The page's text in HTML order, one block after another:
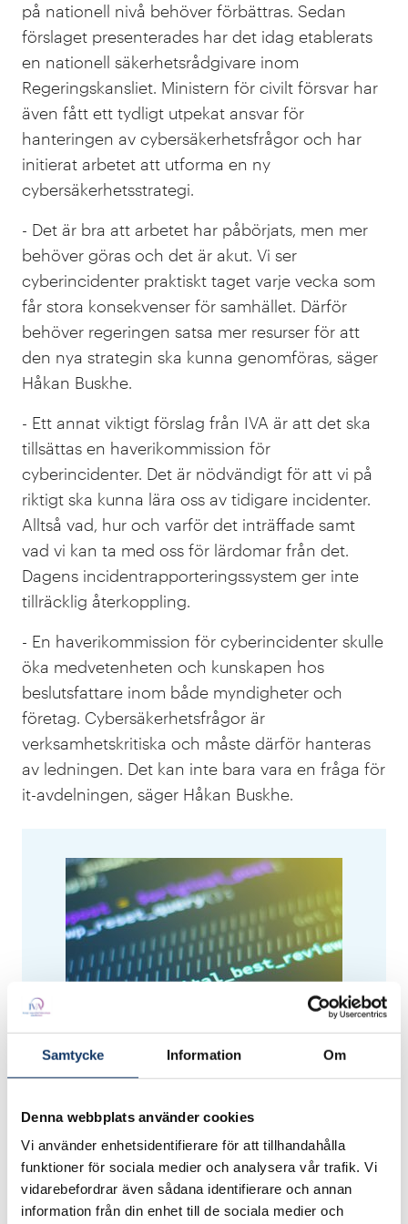
Samtycke Information Om
Denna webbplats använder cookies
Vi använder enhetsidentifierare för att tillhandahålla
funktioner för sociala medier och analysera vår trafik. Vi
vidarebefordrar även sådana identifierare och annan
information från din enhet till de sociala medier och
på nationell nivå behöver förbättras. Sedan
förslaget presenterades har det idag etablerats
en nationell säkerhetsrådgivare inom
Regeringskansliet. Ministern för civilt försvar har
även fått ett tydligt utpekat ansvar för
hanteringen av cybersäkerhetsfrågor och har
initierat arbetet att utforma en ny
cybersäkerhetsstrategi.
- Det är bra att arbetet har påbörjats, men mer
behöver göras och det är akut. Vi ser
cyberincidenter praktiskt taget varje vecka som
får stora konsekvenser för samhället. Därför
behöver regeringen satsa mer resurser för att
den nya strategin ska kunna genomföras, säger
Håkan Buskhe.
- Ett annat viktigt förslag från IVA är att det ska
tillsättas en haverikommission för
cyberincidenter. Det är nödvändigt för att vi på
riktigt ska kunna lära oss av tidigare incidenter.
Alltså vad, hur och varför det inträffade samt
vad vi kan ta med oss för lärdomar från det.
Dagens incidentrapporteringssystem ger inte
tillräcklig återkoppling.
- En haverikommission för cyberincidenter skulle
öka medvetenheten och kunskapen hos
beslutsfattare inom både myndigheter och
företag. Cybersäkerhetsfrågor är
verksamhetskritiska och måste därför hanteras
av ledningen. Det kan inte bara vara en fråga för
it-avdelningen, säger Håkan Buskhe.
Om IVAs projekt
Cybersäkerhet för ökad
konkurrenskraft